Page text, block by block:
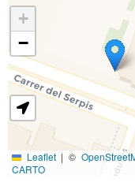
+
−
Leaflet | ©
CARTO